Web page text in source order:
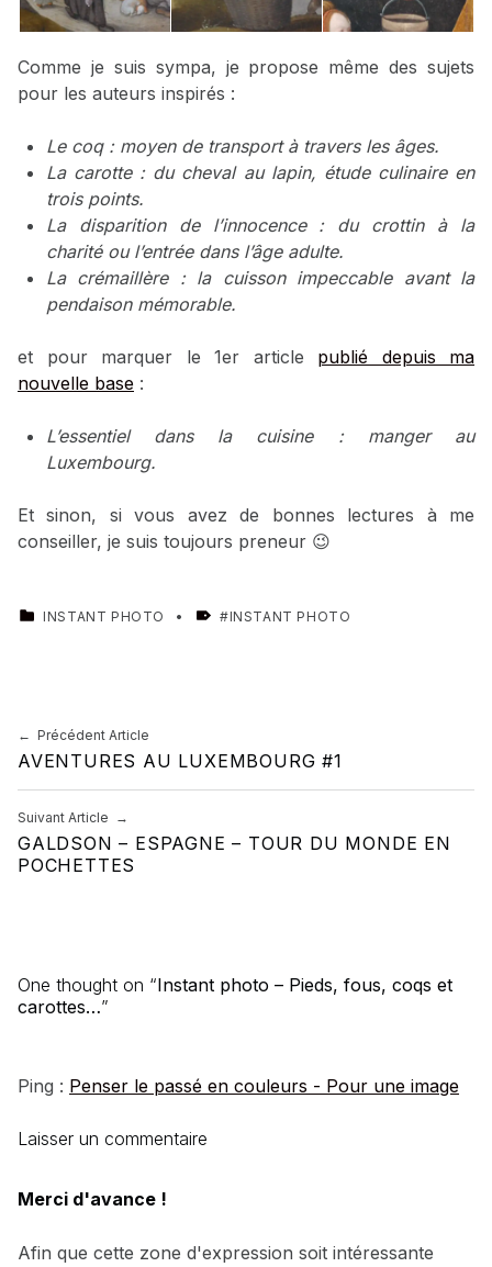
Comme je suis sympa, je propose même des sujets
pour les auteurs inspirés :
Le coq : moyen de transport à travers les âges.
La carotte : du cheval au lapin, étude culinaire en
trois points.
La disparition de l’innocence : du crottin à la
charité ou l’entrée dans l’âge adulte.
La crémaillère : la cuisson impeccable avant la
pendaison mémorable.
et pour marquer le 1er article publié depuis ma
nouvelle base :
L’essentiel dans la cuisine : manger au
Luxembourg.
Et sinon, si vous avez de bonnes lectures à me
conseiller, je suis toujours preneur 😉
CATEGORIZED IN:
INSTANT PHOTO TAGGED AS:INSTANT PHOTO
Navigation de l’article
Précédent Article
AVENTURES AU LUXEMBOURG #1
Suivant Article
GALDSON – ESPAGNE – TOUR DU MONDE EN
POCHETTES
One thought on “Instant photo – Pieds, fous, coqs et
carottes…”
Ping : Penser le passé en couleurs - Pour une image
Laisser un commentaire
Merci d'avance !
Afin que cette zone d'expression soit intéressante